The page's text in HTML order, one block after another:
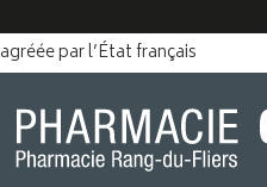
par l’État français